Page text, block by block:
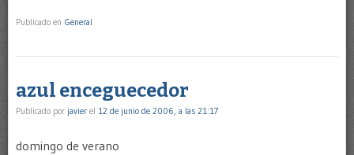
Publicado en General
azul enceguecedor
Publicado por javier el 12 de junio de 2006, a las 21:17
domingo de verano